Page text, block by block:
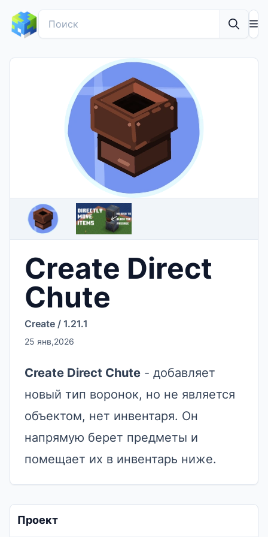
Create Direct
Chute
Create / 1.21.1
25 янв,2026
Create Direct Chute - добавляет
новый тип воронок, но не является
объектом, нет инвентаря. Он
напрямую берет предметы и
помещает их в инвентарь ниже.
Проект